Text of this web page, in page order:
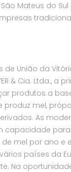
Mateus do
de União da
& Cia. Ltda., a
produtos a
produz mel,
As
capacidade
mel por ano e
países da
Na